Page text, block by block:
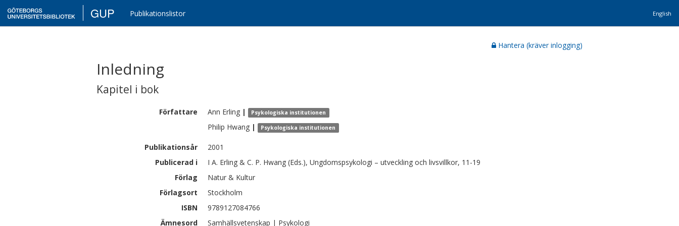
GUP Publikationslistor English
Hantera (kräver inlogging)
Inledning
Kapitel i bok
Författare Ann Erling | Psykologiska institutionen
Philip Hwang | Psykologiska institutionen
Publikationsår
2001
Publicerad i
I A. Erling & C. P. Hwang (Eds.), Ungdomspsykologi – utveckling och livsvillkor, 11-19
Förlag
Natur & Kultur
Förlagsort
Stockholm
ISBN
9789127084766
Ämnesord
Samhällsvetenskap | Psykologi